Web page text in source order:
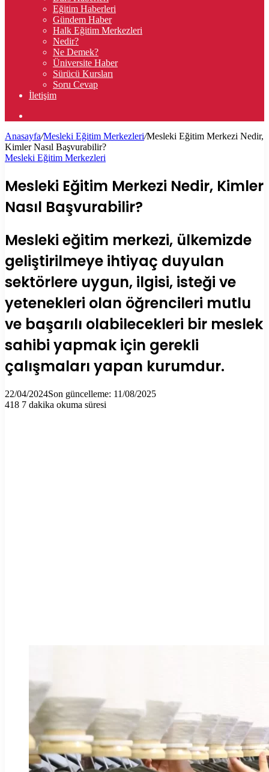
Eğitim Haberleri
Gündem Haber
Halk Eğitim Merkezleri
Nedir?
Ne Demek?
Üniversite Haber
Sürücü Kursları
Soru Cevap
İletişim
...
Anasayfa/Mesleki Eğitim Merkezleri/Mesleki Eğitim Merkezi Nedir,
Kimler Nasıl Başvurabilir?
Mesleki Eğitim Merkezleri
Mesleki Eğitim Merkezi Nedir, Kimler
Nasıl Başvurabilir?
Mesleki eğitim merkezi, ülkemizde
geliştirilmeye ihtiyaç duyulan
sektörlere uygun, ilgisi, isteği ve
yetenekleri olan öğrencileri mutlu
ve başarılı olabilecekleri bir meslek
sahibi yapmak için gerekli
çalışmaları yapan kurumdur.
22/04/2024Son güncelleme: 11/08/2025
418 7 dakika okuma süresi